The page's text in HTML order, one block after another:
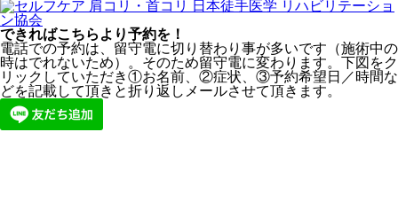
できればこちらより予約を！
電話での予約は、留守電に切り替わり事が多いです（施術中の
時はでれないため）。そのため留守電に変わります。下図をク
リックしていただき①お名前、②症状、③予約希望日／時間な
どを記載して頂きと折り返しメールさせて頂きます。